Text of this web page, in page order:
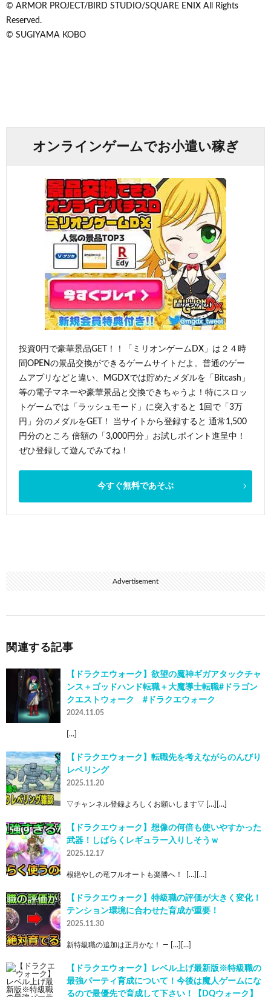
© ARMOR PROJECT/BIRD STUDIO/SQUARE ENIX All Rights
Reserved.
© SUGIYAMA KOBO
オンラインゲームでお小遣い稼ぎ
投資0円で豪華景品GET！！「ミリオンゲームDX」は２４時
間OPENの景品交換ができるゲームサイトだよ。普通のゲー
ムアプリなどと違い、MGDXでは貯めたメダルを「Bitcash」
等の電子マネーや豪華景品と交換できちゃうよ！特にスロッ
トゲームでは「ラッシュモード」に突入すると 1回で「3万
円」分のメダルをGET！ 当サイトから登録すると 通常1,500
円分のところ 倍額の「3,000円分」お試しポイント進呈中！
ぜひ登録して遊んでみてね！
今すぐ無料であそぶ
Advertisement
関連する記事
【ドラクエウォーク】欲望の魔神ギガアタックチャ
ンス＋ゴッドハンド転職＋大魔導士転職#ドラゴン
クエストウォーク #ドラクエウォーク
2024.11.05
[…]
【ドラクエウォーク】転職先を考えながらのんびり
レベリング
2025.11.20
▽チャンネル登録よろしくお願いします▽ […][…]
【ドラクエウォーク】想像の何倍も使いやすかった
武器！しばらくレギュラー入りしそうｗ
2025.12.17
根絶やしの竜フルオートも楽勝へ！  […][…]
【ドラクエウォーク】特級職の評価が大きく変化！
テンション環境に合わせた育成が重要！
2025.11.30
新特級職の追加は正月かな！ — […][…]
【ドラクエウォーク】レベル上げ最新版※特級職の
最強パーティ育成について！今後は魔人ゲームにな
るので最優先で育成して下さい！【DQウォーク】